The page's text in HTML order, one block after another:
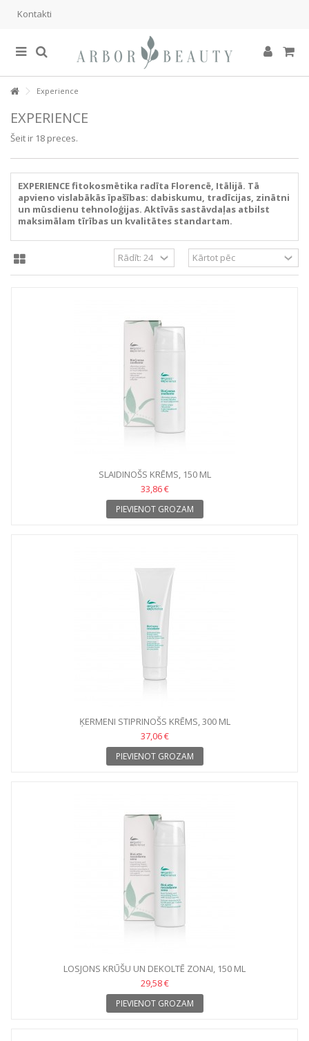
Kontakti
Experience
EXPERIENCE
Šeit ir 18 preces.
EXPERIENCE fitokosmētika radīta Florencē, Itālijā. Tā
apvieno vislabākās īpašības: dabiskumu, tradīcijas, zinātni
un mūsdienu tehnoloģijas. Aktīvās sastāvdaļas atbilst
maksimālam tīrības un kvalitātes standartam.
SLAIDINOŠS KRĒMS, 150 ML
33,86 €
PIEVIENOT GROZAM
ĶERMENI STIPRINOŠS KRĒMS, 300 ML
37,06 €
PIEVIENOT GROZAM
LOSJONS KRŪŠU UN DEKOLTĒ ZONAI, 150 ML
29,58 €
PIEVIENOT GROZAM